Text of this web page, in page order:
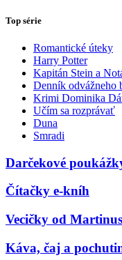
Top série
Romantické úteky
Harry Potter
Kapitán Stein a
Denník odvážneho
Krimi Dominika
Učím sa rozprávať
Duna
Smradi
Darčekové
Čítačky e-kníh
Vecičky od
Káva, čaj a